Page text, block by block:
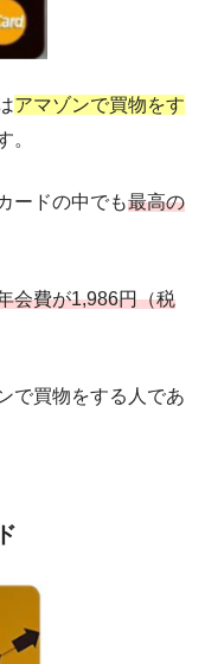
アマゾンで買物をす
。
ードの中でも最高の
会費が1,986円（税
で買物をする人であ